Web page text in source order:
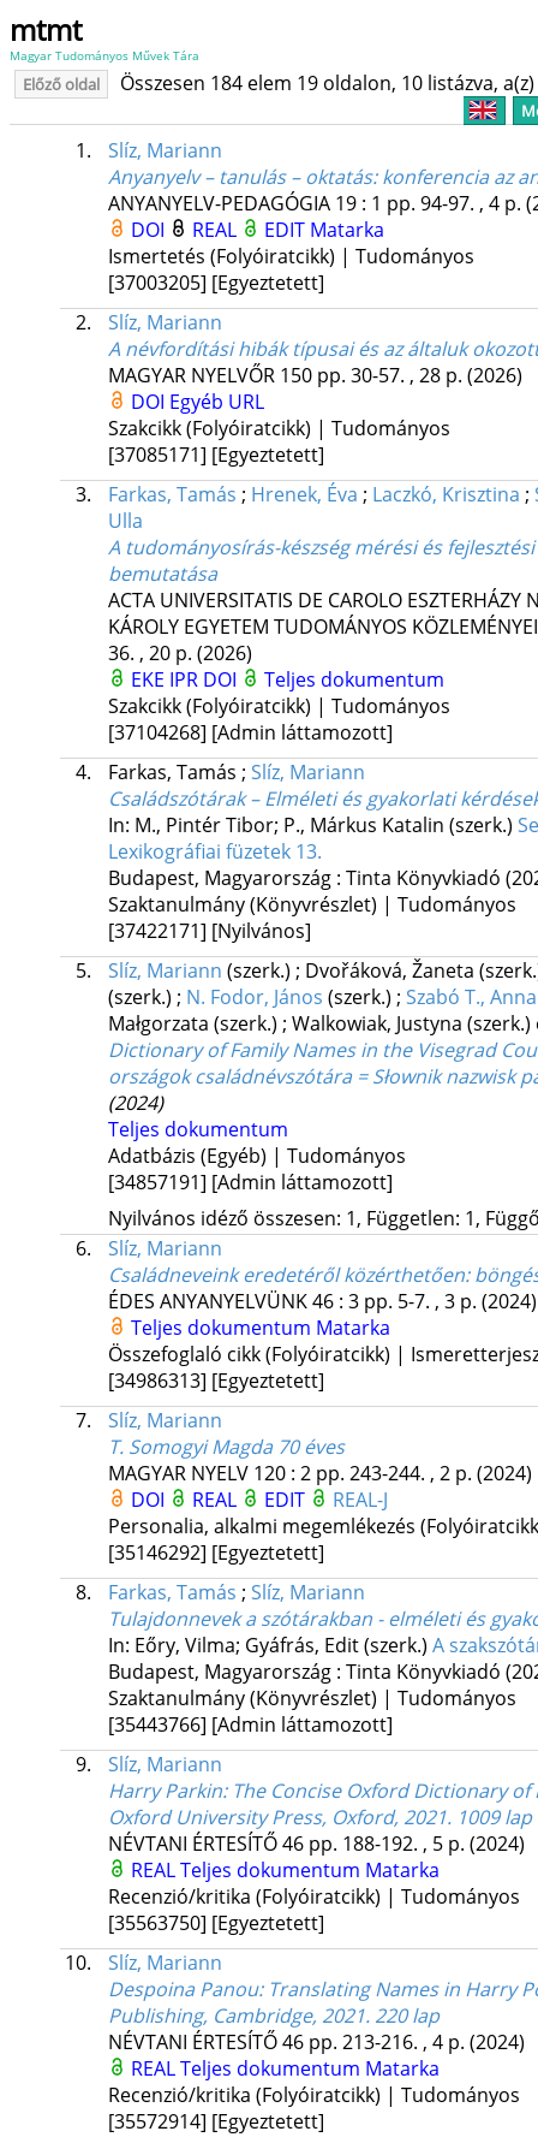
mtmt
Magyar Tudományos Művek Tára
Előző oldal Összesen 184 elem 19 oldalon, 10 listázva,
1.
Slíz, Mariann
Anyanyelv – tanulás – oktatás: konferencia az
ANYANYELV-PEDAGÓGIA 19: 1 pp. 94-97. , 4 p.
DOI
REAL EDIT Matarka
Ismertetés (Folyóiratcikk) | Tudományos
[37003205] [Egyeztetett]
2.
Slíz, Mariann
A névfordítási hibák típusai és az általuk
MAGYAR NYELVŐR 150 pp. 30-57. , 28 p. (2026)
DOI Egyéb URL
Szakcikk (Folyóiratcikk) | Tudományos
[37085171] [Egyeztetett]
3.
Farkas, Tamás ; Hrenek, Éva ; Laczkó, Krisztina ;
Ulla
A tudományosírás-készség mérési és
bemutatása
ACTA UNIVERSITATIS DE CAROLO
KÁROLY EGYETEM TUDOMÁNYOS
36. , 20 p. (2026)
EKE IPR DOI
Teljes dokumentum
Szakcikk (Folyóiratcikk) | Tudományos
[37104268] [Admin láttamozott]
4.
Farkas, Tamás ; Slíz, Mariann
Családszótárak – Elméleti és gyakorlati
In: M., Pintér Tibor; P., Márkus Katalin (szerk.)
Lexikográfiai füzetek 13.
Budapest, Magyarország : Tinta Könyvkiadó
Szaktanulmány (Könyvrészlet) | Tudományos
[37422171] [Nyilvános]
5.
Slíz, Mariann (szerk.) ; Dvořáková, Žaneta
(szerk.) ; N. Fodor, János (szerk.) ; Szabó T.,
Małgorzata (szerk.) ; Walkowiak, Justyna (szerk.)
Dictionary of Family Names in the Visegrad
országok családnévszótára = Słownik nazwisk
(2024)
Teljes dokumentum
Adatbázis (Egyéb) | Tudományos
[34857191] [Admin láttamozott]
Nyilvános idéző összesen: 1, Független: 1,
6.
Slíz, Mariann
Családneveink eredetéről közérthetően:
ÉDES ANYANYELVÜNK46: 3 pp. 5-7. , 3 p. (2024)
Teljes dokumentum Matarka
Összefoglaló cikk (Folyóiratcikk) |
[34986313] [Egyeztetett]
7.
Slíz, Mariann
T. Somogyi Magda 70 éves
MAGYAR NYELV 120: 2 pp. 243-244. , 2 p. (2024)
DOI
REAL EDIT
REAL-J
Personalia, alkalmi megemlékezés
[35146292] [Egyeztetett]
8.
Farkas, Tamás ; Slíz, Mariann
Tulajdonnevek a szótárakban - elméleti és
In: Eőry, Vilma; Gyáfrás, Edit (szerk.) A
Budapest, Magyarország : Tinta Könyvkiadó
Szaktanulmány (Könyvrészlet) | Tudományos
[35443766] [Admin láttamozott]
9.
Slíz, Mariann
Harry Parkin: The Concise Oxford Dictionary
Oxford University Press, Oxford, 2021. 1009 lap
NÉVTANI ÉRTESÍTŐ46 pp. 188-192. , 5 p. (2024)
REALTeljes dokumentum Matarka
Recenzió/kritika (Folyóiratcikk) | Tudományos
[35563750] [Egyeztetett]
10.
Slíz, Mariann
Despoina Panou: Translating Names in Harry
Publishing, Cambridge, 2021. 220 lap
NÉVTANI ÉRTESÍTŐ46 pp. 213-216. , 4 p. (2024)
REALTeljes dokumentum Matarka
Recenzió/kritika (Folyóiratcikk) | Tudományos
[35572914] [Egyeztetett]